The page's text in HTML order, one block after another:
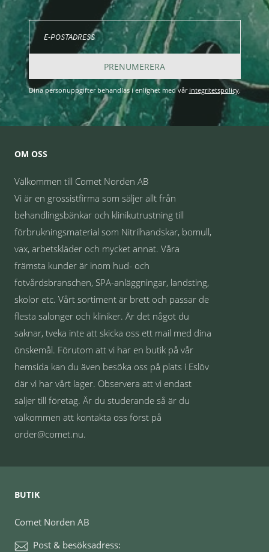
PRENUMERERA
Dina personuppgifter behandlas i enlighet med vår integritetspolicy.
OM OSS
Välkommen till Comet Norden AB
Vi är en grossistfirma som säljer allt från
behandlingsbänkar och klinikutrustning till
förbrukningsmaterial som Nitrilhandskar, bomull,
vax, arbetskläder och mycket annat. Våra
främsta kunder är inom hud- och
fotvårdsbranschen, SPA-anläggningar, landsting,
skolor etc. Vårt sortiment är brett och passar de
flesta salonger och kliniker. Är det något du
saknar, tveka inte att skicka oss ett mail med dina
önskemål. Förutom att vi har en butik på vår
hemsida kan du även besöka oss på plats i Eslöv
där vi har vårt lager. Observera att vi endast
säljer till företag. Är du studerande så är du
välkommen att kontakta oss först på
order@comet.nu.
BUTIK
Comet Norden AB
Post & besöksadress: